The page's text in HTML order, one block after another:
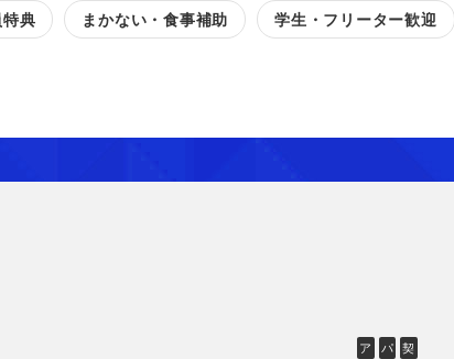
典 まかない・食事補助 学生・フリーター歓迎
ア パ 契